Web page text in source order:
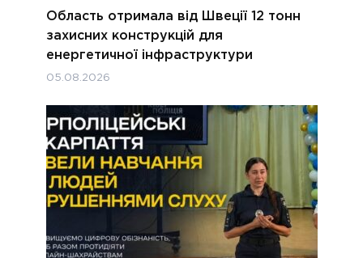
Область отримала від Швеції 12 тонн
захисних конструкцій для
енергетичної інфраструктури
05.08.2026